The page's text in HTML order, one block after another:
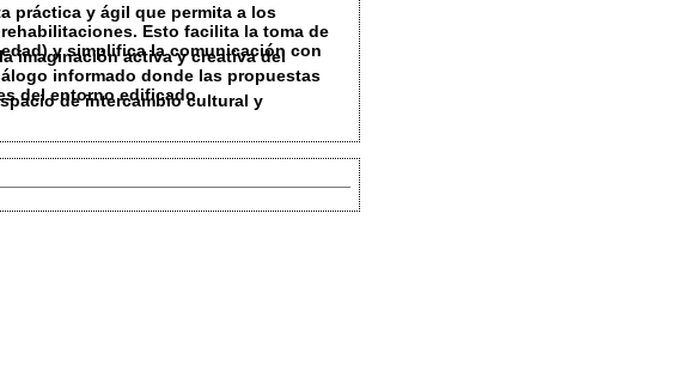
práctica y ágil que permita a los
Esto facilita la toma de
y simplifica la comunicación con
imaginación activa y creativadel
informado donde las propuestas
del entorno edificado.
deintercambio cultural y